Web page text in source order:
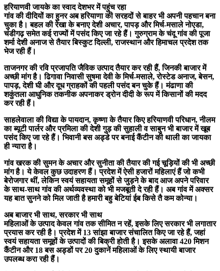
हरियाणवी जायके का स्वाद देशभर में पहुंच रहा
गांव की दीदियों का हुनर अब हरियाणा की सरहदों से बाहर भी अपनी पहचान बना
चुका है। बहल की रेखा के बनाए देशी अचार, पापड़ और मिर्च-मसाले नोएडा,
चंडीगढ़ समेत कई राज्यों में पसंद किए जा रहे हैं। गुरुग्राम के चंदू गांव की पूजा
शर्मा देशी अनाज से तैयार बिस्कुट दिल्ली, राजस्थान और हिमाचल प्रदेश तक
भेज रही हैं।
ताजनगर की रवि प्रजापति जैविक उत्पाद तैयार कर रही हैं, जिनकी बाजार में
अच्छी मांग है। ढिगावा निवासी सुषमा देवी के मिर्च-मसाले, रोस्टेड अनाज, बेसन,
पापड़, देशी घी और दूध ग्राहकों की पहली पसंद बन चुके हैं। मंढाणा की
शकुंतला आधुनिक तकनीक अपनाकर ड्रोन दीदी के रूप में किसानों की मदद
कर रही हैं।
साहलेवाला की विद्या के पायदान, कृष्णा के तैयार किए हरियाणवी परिधान, नीलम
का ब्यूटी पार्लर और प्रमिला की देशी गुड़ की सुहाली व साबुन भी बाजार में खूब
पसंद किए जा रहे हैं। भिवानी बस अड्डे पर बनाई कैंटीन की थाली का जायका
ही न्यारा है।
गांव खरक की सुमन के अचार और सुनीता की तैयार की गई चूड़ियों की भी अच्छी
मांग है। ये केवल कुछ उदाहरण हैं। प्रदेश में ऐसी हजारों महिलाएं हैं जो कभी
बेरोजगार थीं, लेकिन स्वयं सहायता समूहों से जुड़ने के बाद आज अपने परिवार
के साथ-साथ गांव की अर्थव्यवस्था को भी मजबूती दे रही हैं। अब गांव में अक्सर
यह बात सुनने को मिल जाती है हमारी बहु बेटियां ईब किसे तै कम कोन्या।
अब बाजार भी साथ, सरकार भी साथ
महिलाओं के उत्पाद केवल गांव तक सीमित न रहें, इसके लिए सरकार भी लगातार
प्रयास कर रही है। प्रदेश में 13 सांझा बाजार संचालित किए जा रहे हैं, जहां
स्वयं सहायता समूहों के उत्पादों की बिक्री होती है। इसके अलावा 420 मिशन
कैंटीन और 18 बस अड्डों पर 20 दुकानें महिलाओं के लिए स्थायी बाजार
उपलब्ध करा रही हैं।